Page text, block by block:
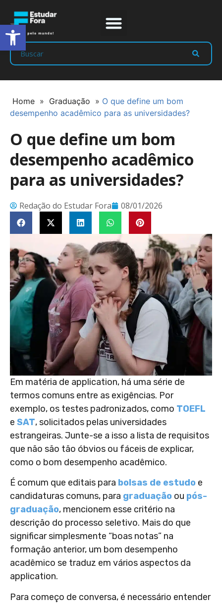
Home » Graduação » O que define um bom
desempenho acadêmico para as universidades?
O que define um bom
desempenho acadêmico
para as universidades?
Redação do Estudar Fora 08/01/2026
Em matéria de application, há uma série de
termos comuns entre as exigências. Por
exemplo, os testes padronizados, como TOEFL
e SAT, solicitados pelas universidades
estrangeiras. Junte-se a isso a lista de requisitos
que não são tão óbvios ou fáceis de explicar,
como o bom desempenho acadêmico.
É comum que editais para bolsas de estudo e
candidaturas comuns, para graduação ou pós-
graduação, mencionem esse critério na
descrição do processo seletivo. Mais do que
significar simplesmente “boas notas” na
formação anterior, um bom desempenho
acadêmico se traduz em vários aspectos da
application.
Para começo de conversa, é necessário entender
Abrir a barra de ferramentas